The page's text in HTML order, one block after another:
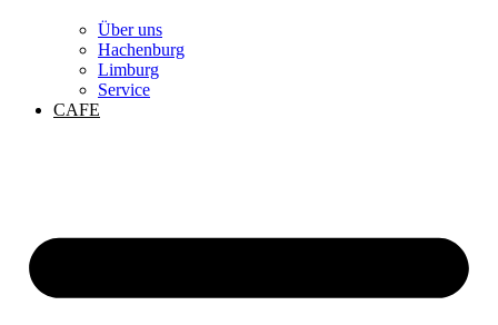
Über uns
Hachenburg
Limburg
Service
CAFE